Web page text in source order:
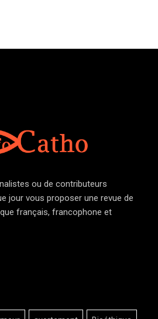
ou de contributeurs
jour vous proposer une revue de
français, francophone et